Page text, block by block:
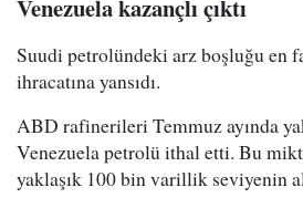
Venezuela kazançlı çıktı
Suudi petrolündeki arz boşluğu en
ihracatına yansıdı.
ABD rafinerileri Temmuz ayında
Venezuela petrolü ithal etti. Bu
yaklaşık 100 bin varillik seviyenin